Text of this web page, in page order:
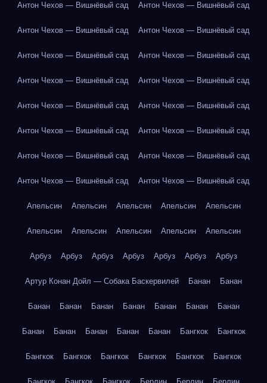
Антон Чехов — Вишнёвый сад Антон Чехов — Вишнёвый сад
Антон Чехов — Вишнёвый сад Антон Чехов — Вишнёвый сад
Антон Чехов — Вишнёвый сад Антон Чехов — Вишнёвый сад
Антон Чехов — Вишнёвый сад Антон Чехов — Вишнёвый сад
Антон Чехов — Вишнёвый сад Антон Чехов — Вишнёвый сад
Антон Чехов — Вишнёвый сад Антон Чехов — Вишнёвый сад
Антон Чехов — Вишнёвый сад Антон Чехов — Вишнёвый сад
Антон Чехов — Вишнёвый сад Антон Чехов — Вишнёвый сад
Апельсин Апельсин Апельсин Апельсин Апельсин
Апельсин Апельсин Апельсин Апельсин Апельсин
Арбуз Арбуз Арбуз Арбуз Арбуз Арбуз Арбуз
Артур Конан Дойл — Собака Баскервилей Банан Банан
Банан Банан Банан Банан Банан Банан Банан
Банан Банан Банан Банан Банан Бангкок Бангкок
Бангкок Бангкок Бангкок Бангкок Бангкок Бангкок